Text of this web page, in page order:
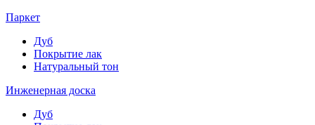
Паркет
Дуб
Покрытие лак
Натуральный тон
Инженерная доска
Дуб